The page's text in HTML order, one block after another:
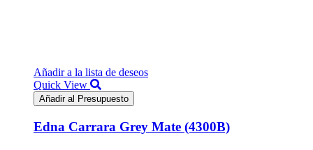
Añadir a la lista de deseos
Quick View
Añadir al Presupuesto
Edna Carrara Grey Mate (4300B)